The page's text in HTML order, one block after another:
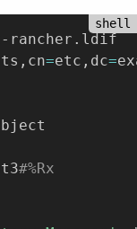
rancher.ldif
=etc,dc=
#%Rx